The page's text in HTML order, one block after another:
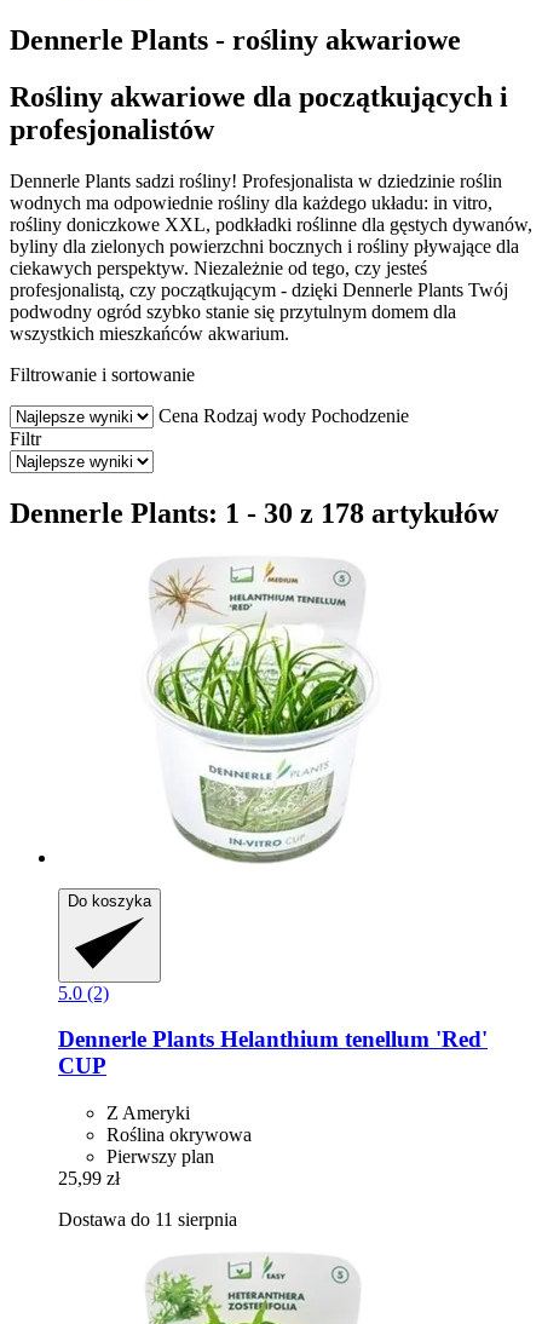
Dennerle Plants - rośliny akwariowe
Rośliny akwariowe dla początkujących i
profesjonalistów
Dennerle Plants sadzi rośliny! Profesjonalista w dziedzinie roślin
wodnych ma odpowiednie rośliny dla każdego układu: in vitro,
rośliny doniczkowe XXL, podkładki roślinne dla gęstych dywanów,
byliny dla zielonych powierzchni bocznych i rośliny pływające dla
ciekawych perspektyw. Niezależnie od tego, czy jesteś
profesjonalistą, czy początkującym - dzięki Dennerle Plants Twój
podwodny ogród szybko stanie się przytulnym domem dla
wszystkich mieszkańców akwarium.
Filtrowanie i sortowanie
Cena Rodzaj wody Pochodzenie
Filtr
Dennerle Plants: 1 - 30 z 178 artykułów
Do koszyka
5.0 (2)
Dennerle Plants Helanthium tenellum 'Red'
CUP
Z Ameryki
Roślina okrywowa
Pierwszy plan
25,99 zł
Dostawa do 11 sierpnia